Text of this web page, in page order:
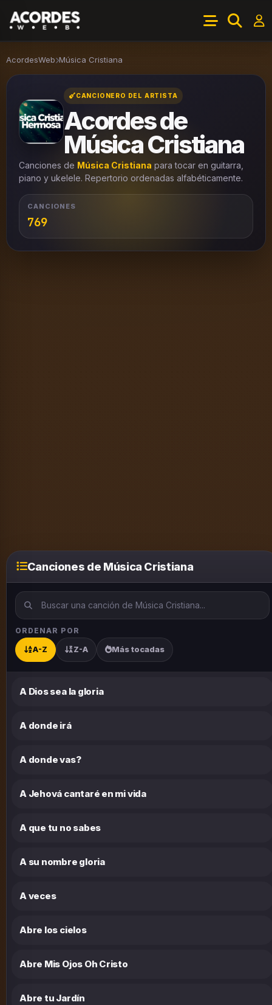
AcordesWeb Música Cristiana
CANCIONERO DEL ARTISTA
Acordes de
Música Cristiana
Canciones de Música Cristiana para tocar en guitarra,
piano y ukelele. Repertorio ordenadas alfabéticamente.
CANCIONES
769
Canciones de Música Cristiana
ORDENAR POR
A-Z Z-A Más tocadas
A Dios sea la gloria
A donde irá
A donde vas?
A Jehová cantaré en mi vida
A que tu no sabes
A su nombre gloria
A veces
Abre los cielos
Abre Mis Ojos Oh Cristo
Abre tu Jardín